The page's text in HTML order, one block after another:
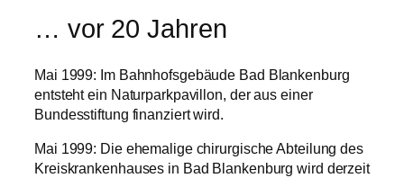
… vor 20 Jahren
Mai 1999: Im Bahnhofsgebäude Bad Blankenburg
entsteht ein Naturparkpavillon, der aus einer
Bundesstiftung finanziert wird.
Mai 1999: Die ehemalige chirurgische Abteilung des
Kreiskrankenhauses in Bad Blankenburg wird derzeit